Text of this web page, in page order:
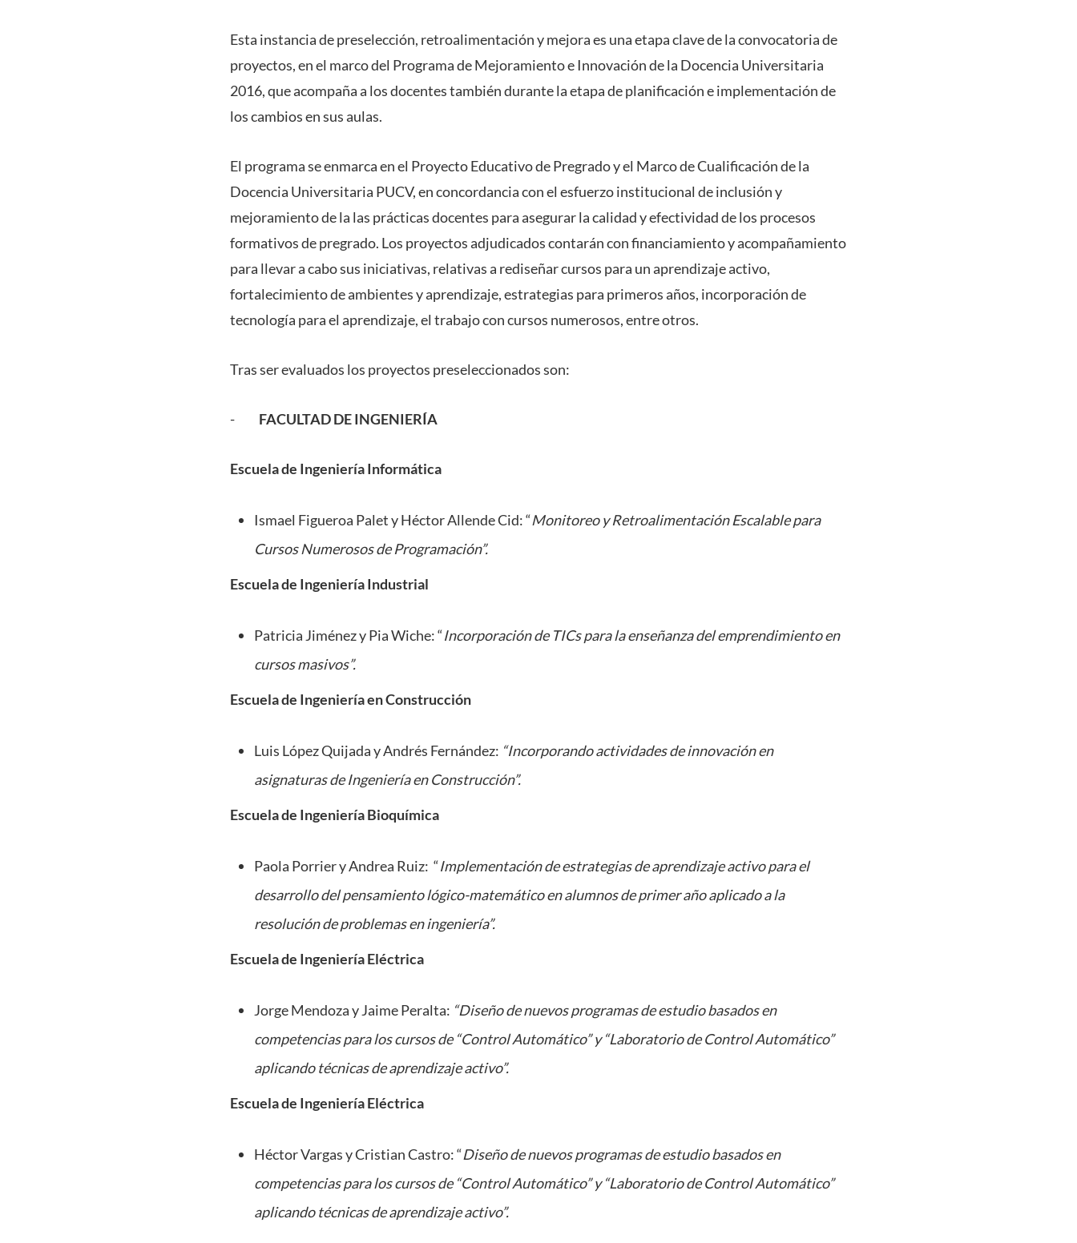
Esta instancia de preselección, retroalimentación y mejora es una etapa clave de la convocatoria de
proyectos, en el marco del Programa de Mejoramiento e Innovación de la Docencia Universitaria
2016, que acompaña a los docentes también durante la etapa de planificación e implementación de
los cambios en sus aulas.
El programa se enmarca en el Proyecto Educativo de Pregrado y el Marco de Cualificación de la
Docencia Universitaria PUCV, en concordancia con el esfuerzo institucional de inclusión y
mejoramiento de la las prácticas docentes para asegurar la calidad y efectividad de los procesos
formativos de pregrado. Los proyectos adjudicados contarán con financiamiento y acompañamiento
para llevar a cabo sus iniciativas, relativas a rediseñar cursos para un aprendizaje activo,
fortalecimiento de ambientes y aprendizaje, estrategias para primeros años, incorporación de
tecnología para el aprendizaje, el trabajo con cursos numerosos, entre otros.
Tras ser evaluados los proyectos preseleccionados son:
- FACULTAD DE INGENIERÍA
Escuela de Ingeniería Informática
Ismael Figueroa Palet y Héctor Allende Cid: “Monitoreo y Retroalimentación Escalable para
Cursos Numerosos de Programación”.
Escuela de Ingeniería Industrial
Patricia Jiménez y Pia Wiche: “Incorporación de TICs para la enseñanza del emprendimiento en
cursos masivos”.
Escuela de Ingeniería en Construcción
Luis López Quijada y Andrés Fernández: “Incorporando actividades de innovación en
asignaturas de Ingeniería en Construcción”.
Escuela de Ingeniería Bioquímica
Paola Porrier y Andrea Ruiz: “Implementación de estrategias de aprendizaje activo para el
desarrollo del pensamiento lógico-matemático en alumnos de primer año aplicado a la
resolución de problemas en ingeniería”.
Escuela de Ingeniería Eléctrica
Jorge Mendoza y Jaime Peralta: “Diseño de nuevos programas de estudio basados en
competencias para los cursos de “Control Automático” y “Laboratorio de Control Automático”
aplicando técnicas de aprendizaje activo”.
Escuela de Ingeniería Eléctrica
Héctor Vargas y Cristian Castro: “Diseño de nuevos programas de estudio basados en
competencias para los cursos de “Control Automático” y “Laboratorio de Control Automático”
aplicando técnicas de aprendizaje activo”.